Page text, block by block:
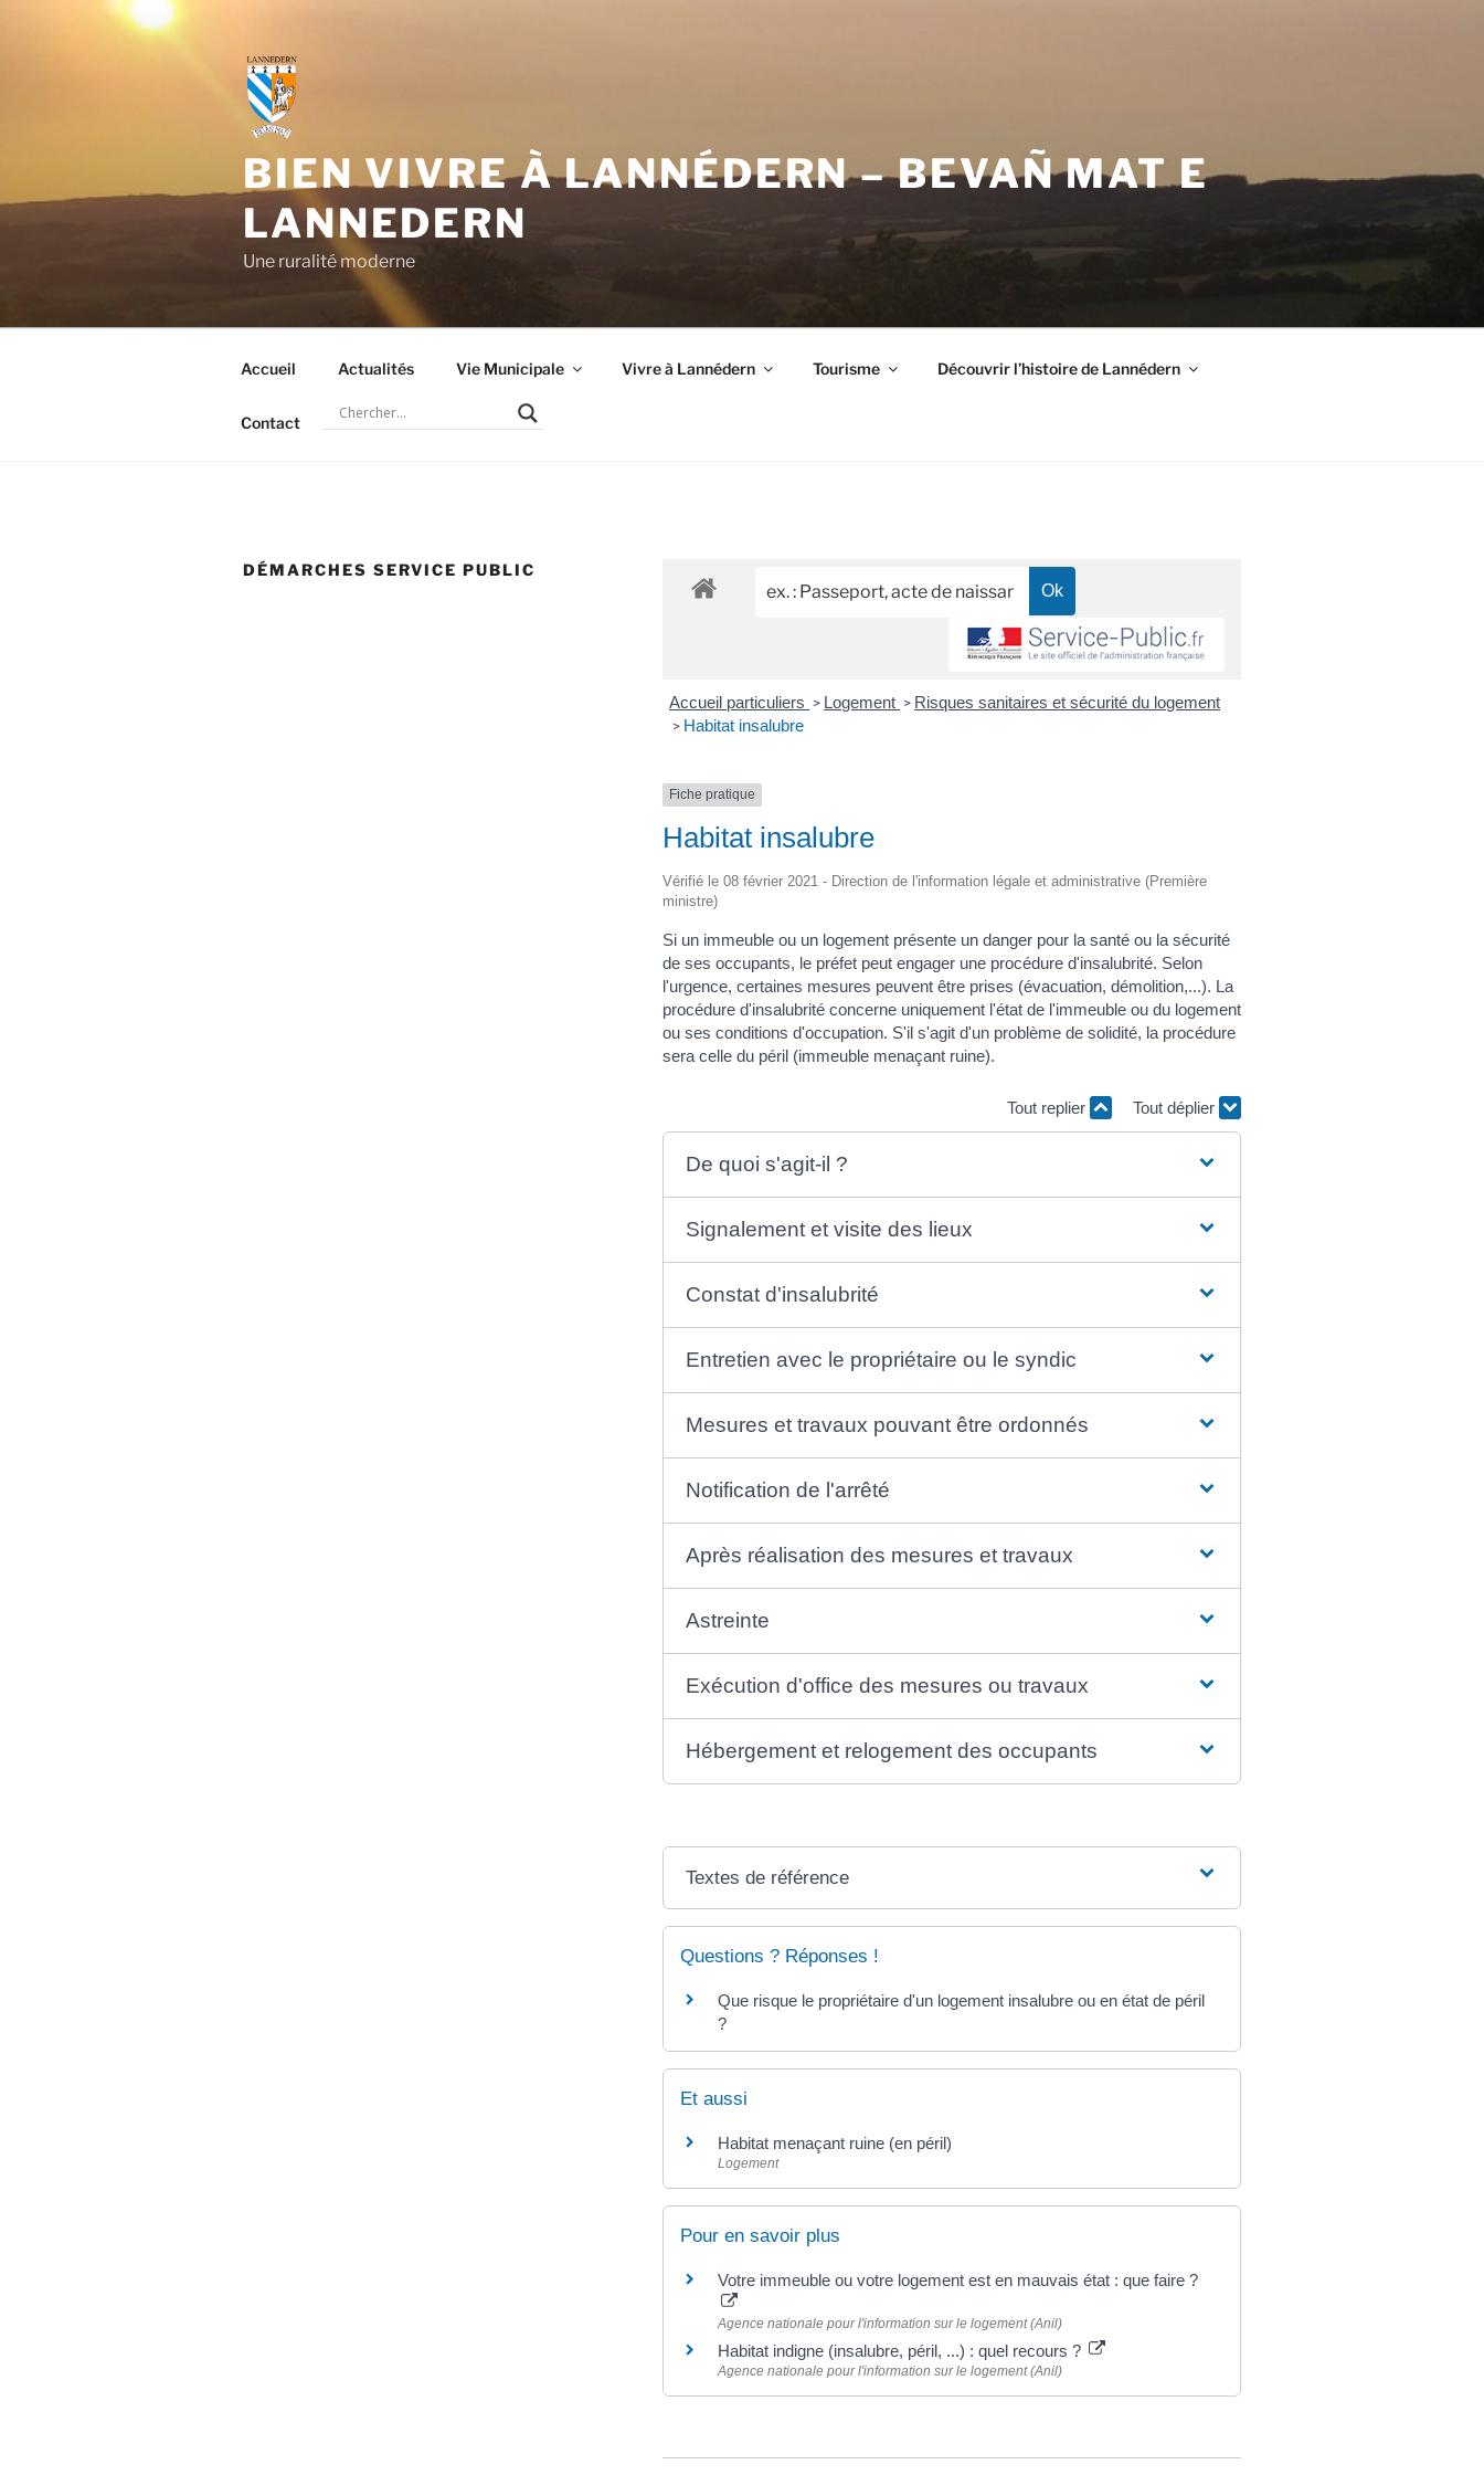
BIEN VIVRE À LANNÉDERN – BEVAÑ MAT E
LANNEDERN
Une ruralité moderne
Accueil Actualités Vie Municipale Vivre à Lannédern Tourisme Découvrir l’histoire de Lannédern
Contact
DÉMARCHES SERVICE PUBLIC
Accueil particuliers > Logement > Risques sanitaires et sécurité du logement
> Habitat insalubre
Fiche pratique
Habitat insalubre
Vérifié le 08 février 2021 - Direction de l'information légale et administrative (Première
ministre)
Si un immeuble ou un logement présente un danger pour la santé ou la sécurité
de ses occupants, le préfet peut engager une procédure d'insalubrité. Selon
l'urgence, certaines mesures peuvent être prises (évacuation, démolition,...). La
procédure d'insalubrité concerne uniquement l'état de l'immeuble ou du logement
ou ses conditions d'occupation. S'il s'agit d'un problème de solidité, la procédure
sera celle du péril (immeuble menaçant ruine).
Tout replier Tout déplier
De quoi s'agit-il ?
Signalement et visite des lieux
Constat d'insalubrité
Entretien avec le propriétaire ou le syndic
Mesures et travaux pouvant être ordonnés
Notification de l'arrêté
Après réalisation des mesures et travaux
Astreinte
Exécution d'office des mesures ou travaux
Hébergement et relogement des occupants
Textes de référence
Questions ? Réponses !
Que risque le propriétaire d'un logement insalubre ou en état de péril
?
Et aussi
Habitat menaçant ruine (en péril)
Logement
Pour en savoir plus
Votre immeuble ou votre logement est en mauvais état : que faire ?
Agence nationale pour l'information sur le logement (Anil)
Habitat indigne (insalubre, péril, ...) : quel recours ?
Agence nationale pour l'information sur le logement (Anil)